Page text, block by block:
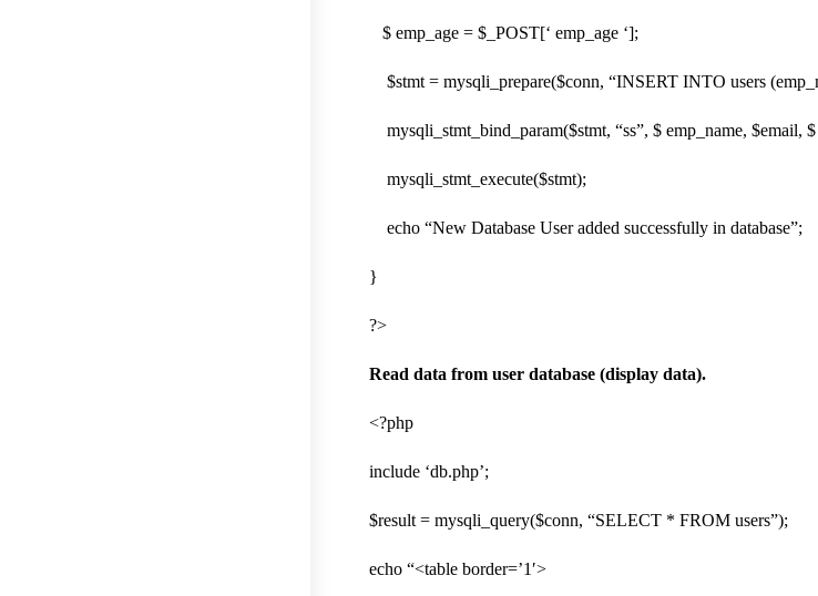
$ emp_age = $_POST[‘ emp_age ‘];
$stmt = mysqli_prepare($conn, “INSERT INTO users
mysqli_stmt_bind_param($stmt, “ss”, $ emp_name, $email, $
mysqli_stmt_execute($stmt);
echo “New Database User added successfully in database”;
}
?>
Read data from user database (display data).
<?php
include ‘db.php’;
$result = mysqli_query($conn, “SELECT * FROM users”);
echo “<table border=’1′>